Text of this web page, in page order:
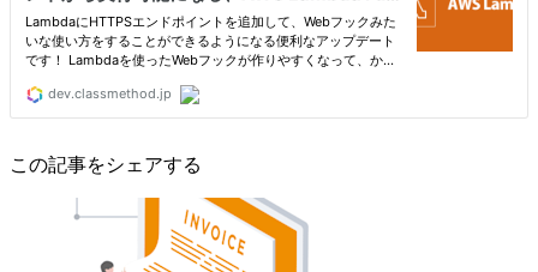
この記事をシェアする